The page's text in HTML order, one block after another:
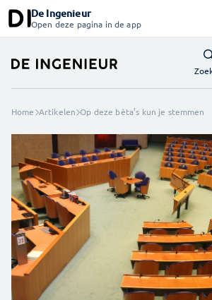
De Ingenieur
Open deze pagina in de app
Home Artikelen Op deze bèta’s kun je stemmen